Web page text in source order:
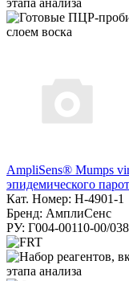
AmpliSens® Mumps
эпидемического
Кат. Номер: H-4901-1
Бренд: АмплиСенс
РУ: Г004-00110-00/